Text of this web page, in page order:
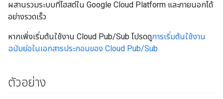
ผสานรวมระบบที่โฮสต์ใน Google Cloud Platform และภายนอกได้
อย่างรวดเร็ว
หากเพิ่งเริ่มต้นใช้งาน Cloud Pub/Sub โปรดดูการเริ่มต้นใช้งาน
ฉบับย่อในเอกสารประกอบของ Cloud Pub/Sub
ตัวอย่าง